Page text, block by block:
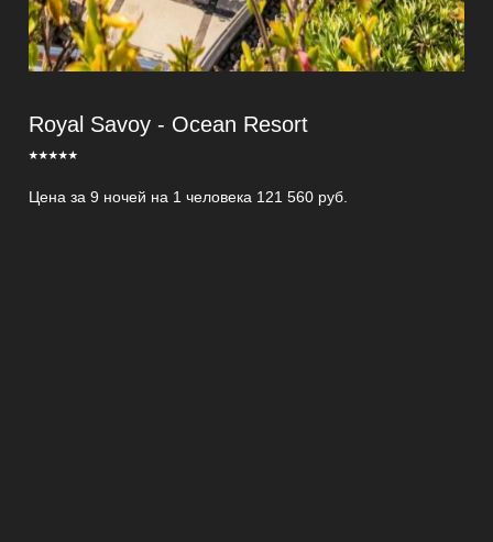
Royal Savoy - Ocean Resort
⭑⭑⭑⭑⭑
Цена за 9 ночей на 1 человека 121 560 руб.